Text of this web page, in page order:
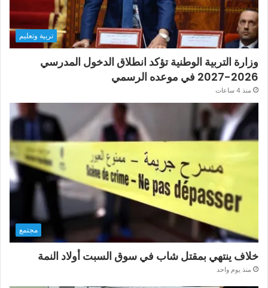
تربية وتعليم
وزارة التربية الوطنية تؤكد انطلاق الدخول المدرسي
2026-2027 في موعده الرسمي
منذ 4 ساعات
مجتمع
خلاف ينتهي بمقتل شاب في سوق السبت أولاد النمة
منذ يوم واحد